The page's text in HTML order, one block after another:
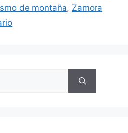
de montaña, Zamora